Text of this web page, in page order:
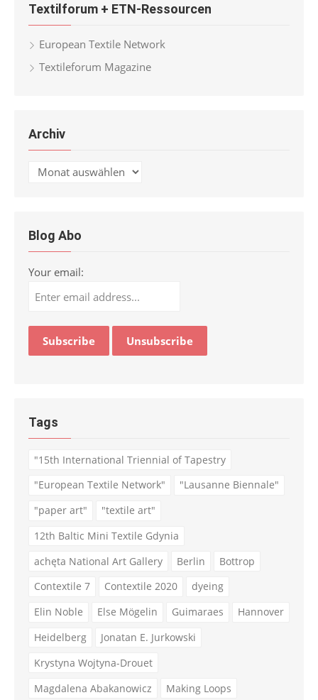
Textilforum + ETN-Ressourcen
European Textile Network
Textileforum Magazine
Archiv
Archiv
Blog Abo
Your email:
Tags
"15th International Triennial of Tapestry
"European Textile Network"
"Lausanne Biennale"
"paper art"
"textile art"
12th Baltic Mini Textile Gdynia
achęta National Art Gallery
Berlin
Bottrop
Contextile 7
Contextile 2020
dyeing
Elin Noble
Else Mögelin Guimaraes
Hannover
Heidelberg
Jonatan E. Jurkowski
Krystyna Wojtyna-Drouet
Magdalena Abakanowicz
Making Loops